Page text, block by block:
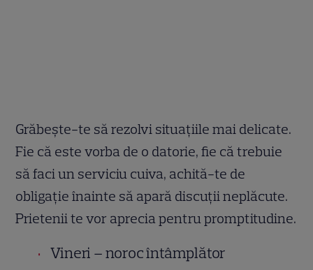
Grăbeşte-te să rezolvi situaţiile mai delicate.
Fie că este vorba de o datorie, fie că trebuie
să faci un serviciu cuiva, achită-te de
obligaţie înainte să apară discuţii neplăcute.
Prietenii te vor aprecia pentru promptitudine.
Vineri – noroc întâmplător